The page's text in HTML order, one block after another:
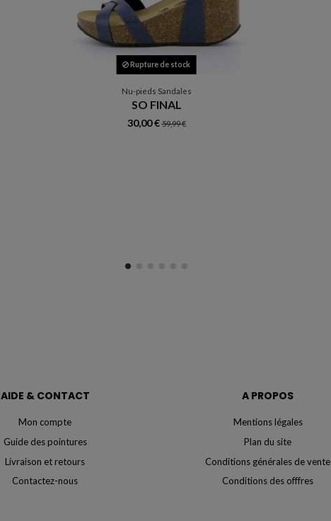
Rupture de stock
Nu-pieds Sandales
SO FINAL
30,00 €59,99 €
AIDE & CONTACT
Mon compte
Guide des pointures
Livraison et retours
Contactez-nous
A PROPOS
Mentions légales
Plan du site
Conditions générales de vente
Conditions des offfres